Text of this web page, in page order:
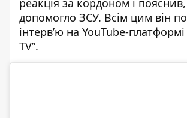
реакція за кордоном і
допомогло ЗСУ. Всім цим він
інтерв’ю на YouTube-
TV”.